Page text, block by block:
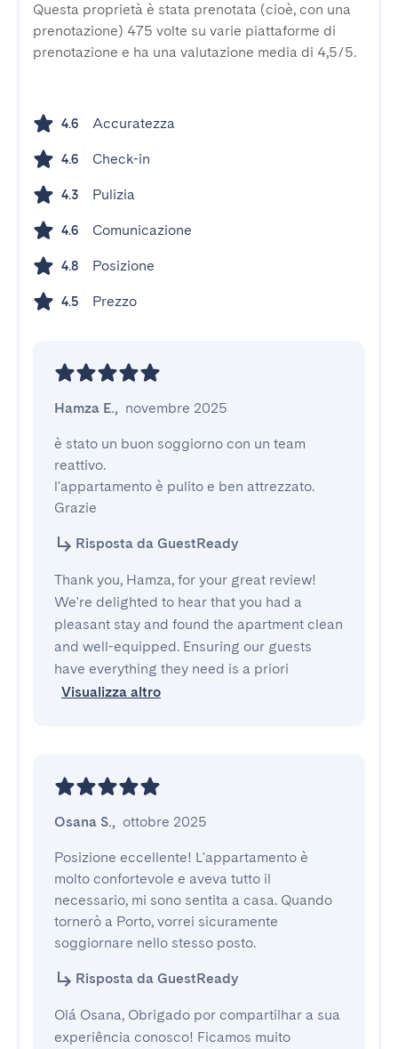
Questa proprietà è stata prenotata (cioè, con una
prenotazione) 475 volte su varie piattaforme di
prenotazione e ha una valutazione media di 4,5/5.
4.6 Accuratezza
4.6 Check-in
4.3 Pulizia
4.6 Comunicazione
4.8 Posizione
4.5 Prezzo
Hamza E., novembre 2025
è stato un buon soggiorno con un team
reattivo.
l'appartamento è pulito e ben attrezzato.
Grazie
Risposta da GuestReady
Thank you, Hamza, for your great review!
We're delighted to hear that you had a
pleasant stay and found the apartment clean
and well-equipped. Ensuring our guests
have everything they need is a priori
Visualizza altro
Osana S., ottobre 2025
Posizione eccellente! L'appartamento è
molto confortevole e aveva tutto il
necessario, mi sono sentita a casa. Quando
tornerò a Porto, vorrei sicuramente
soggiornare nello stesso posto.
Risposta da GuestReady
Olá Osana, Obrigado por compartilhar a sua
experiência conosco! Ficamos muito